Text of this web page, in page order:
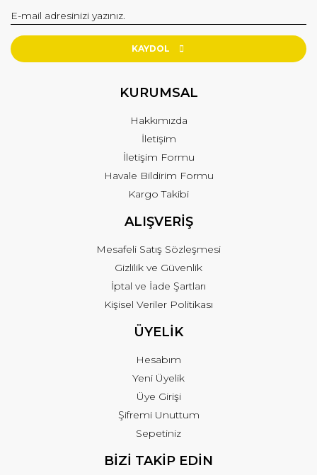
KAYDOL
KURUMSAL
Hakkımızda
İletişim
İletişim Formu
Havale Bildirim Formu
Kargo Takibi
ALIŞVERİŞ
Mesafeli Satış Sözleşmesi
Gizlilik ve Güvenlik
İptal ve İade Şartları
Kişisel Veriler Politikası
ÜYELİK
Hesabım
Yeni Üyelik
Üye Girişi
Şifremi Unuttum
Sepetiniz
BİZİ TAKİP EDİN